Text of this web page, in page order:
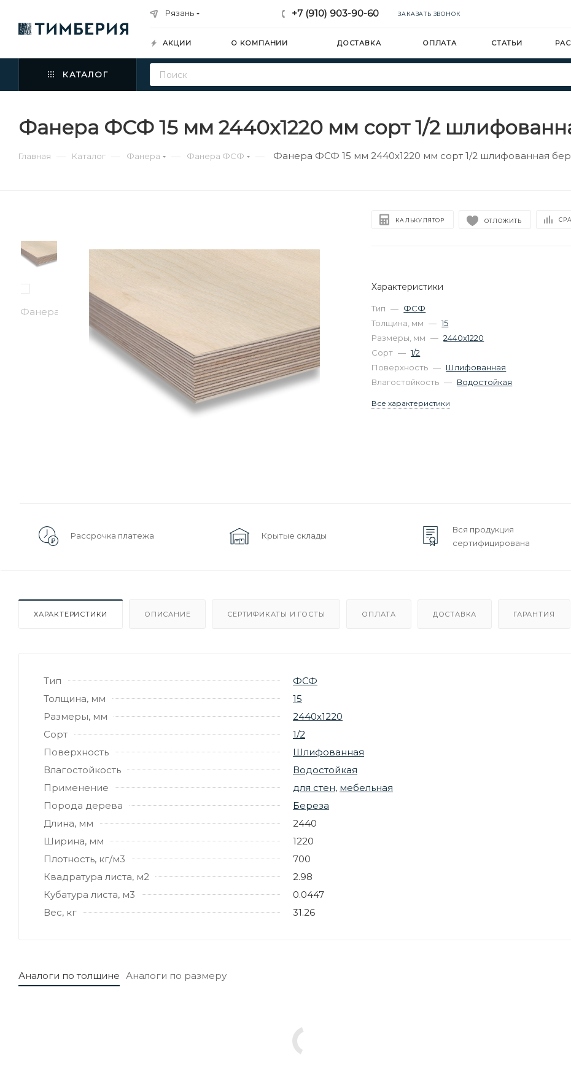
Рязань +7 (910) 903-90-60 ЗАКАЗАТЬ ЗВОНОК
АКЦИИ О КОМПАНИИ ДОСТАВКА ОПЛАТА СТАТЬИ
КАТАЛОГ
Фанера ФСФ 15 мм 2440х1220 мм сорт 1/2
Главная — Каталог — Фанера — Фанера ФСФ — Фанера ФСФ 15 мм 2440х1220 мм сорт 1/2 шлифованная
КАЛЬКУЛЯТОР ОТЛОЖИТЬ
Характеристики
Тип — ФСФ
Толщина, мм — 15
Размеры, мм — 2440х1220
Сорт — 1/2
Поверхность — Шлифованная
Влагостойкость — Водостойкая
Все характеристики
Рассрочка платежа Крытые склады
Вся продукция
сертифицирована
ХАРАКТЕРИСТИКИ ОПИСАНИЕ СЕРТИФИКАТЫ И ГОСТЫ ОПЛАТА ДОСТАВКА ГАРАНТИЯ
Тип
ФСФ
Толщина, мм
15
Размеры, мм
2440х1220
Сорт
1/2
Поверхность
Шлифованная
Влагостойкость
Водостойкая
Применение
для стен, мебельная
Порода дерева
Береза
Длина, мм
2440
Ширина, мм
1220
Плотность, кг/м3
700
Квадратура листа, м2
2.98
Кубатура листа, м3
0.0447
Вес, кг
31.26
Аналоги по толщине Аналоги по размеру